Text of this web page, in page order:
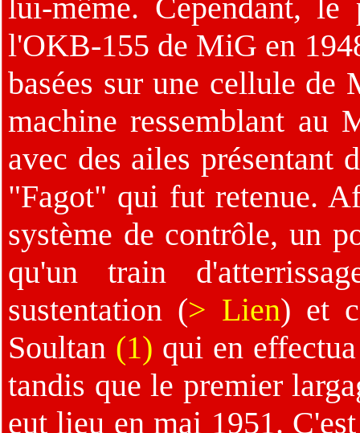
lui-même. Cependant,
l'OKB-155 de MiG en
basées sur une cellule
machine ressemblant au
avec des ailes présentant
"Fagot" qui fut retenue.
système de contrôle, un
qu'un train
sustentation (> Lien) et
Soultan (1) qui en
tandis que le premier
eut lieu en mai 1951.